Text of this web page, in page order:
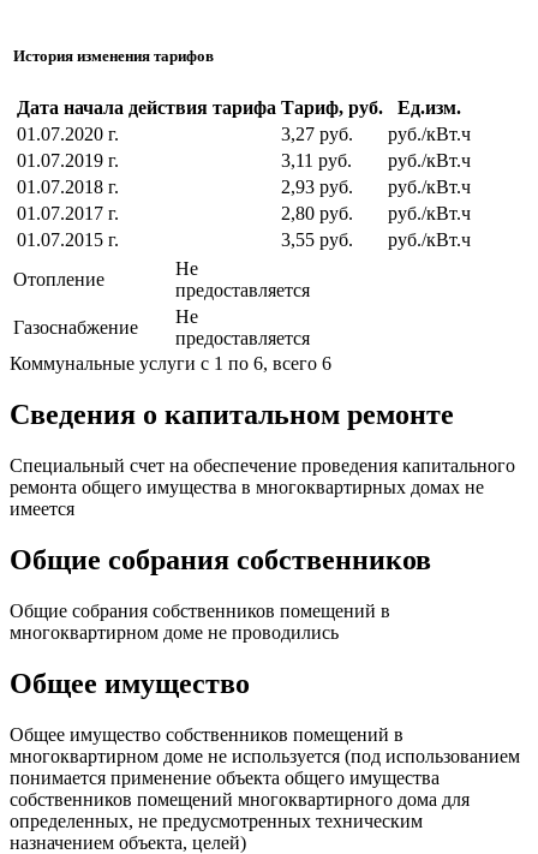
История изменения тарифов
Дата начала действия тарифа Тариф, руб.
Ед.изм.
01.07.2020 г.
3,27 руб.
руб./кВт.ч
01.07.2019 г.
3,11 руб.
руб./кВт.ч
01.07.2018 г.
2,93 руб.
руб./кВт.ч
01.07.2017 г.
2,80 руб.
руб./кВт.ч
01.07.2015 г.
3,55 руб.
руб./кВт.ч
Отопление
Не
предоставляется
Газоснабжение
Не
предоставляется
Коммунальные услуги с 1 по 6, всего 6
Сведения о капитальном ремонте
Специальный счет на обеспечение проведения капитального
ремонта общего имущества в многоквартирных домах не
имеется
Общие собрания собственников
Общие собрания собственников помещений в
многоквартирном доме не проводились
Общее имущество
Общее имущество собственников помещений в
многоквартирном доме не используется (под использованием
понимается применение объекта общего имущества
собственников помещений многоквартирного дома для
определенных, не предусмотренных техническим
назначением объекта, целей)